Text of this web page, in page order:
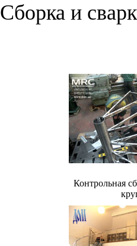
Сборка и
Контрольная